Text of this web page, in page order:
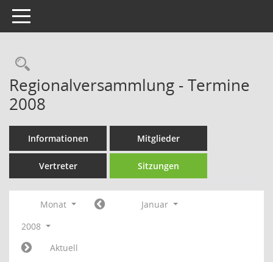
Toggle navigation
Rechercheauswahl
Regionalversammlung - Termine
2008
Informationen Mitglieder
Vertreter Sitzungen
Monat
Januar
2008
Aktuell